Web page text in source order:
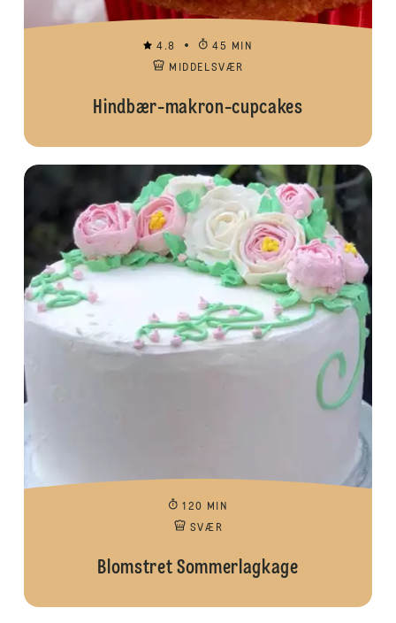
4.8
45 MIN
MIDDELSVÆR
Hindbær-makron-cupcakes
120 MIN
SVÆR
Blomstret Sommerlagkage